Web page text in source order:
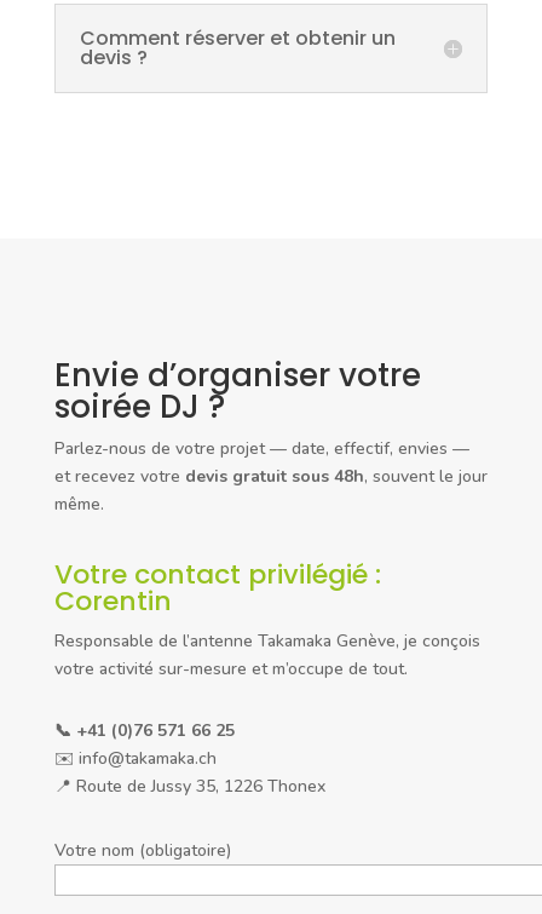
Comment réserver et obtenir un
devis ?
Envie d’organiser votre
soirée DJ ?
Parlez-nous de votre projet — date, effectif, envies —
et recevez votre devis gratuit sous 48h, souvent le jour
même.
Votre contact privilégié :
Corentin
Responsable de l’antenne Takamaka Genève, je conçois
votre activité sur-mesure et m’occupe de tout.
📞 +41 (0)76 571 66 25
✉️ info@takamaka.ch
📍 Route de Jussy 35, 1226 Thonex
Votre nom (obligatoire)